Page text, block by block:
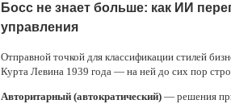
Босс не знает больше: как ИИ
управления
Отправной точкой для классификации стилей
Курта Левина 1939 года — на ней до сих пор
Авторитарный (автократический) — решения